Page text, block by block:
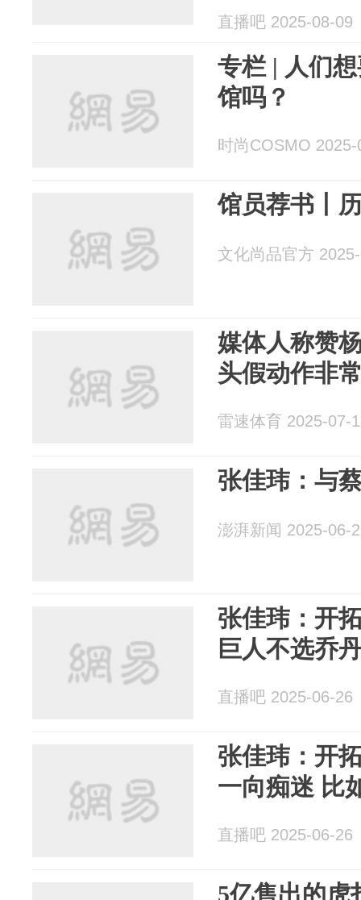
直播吧 2025-08-09
专栏 | 人们
馆吗？
时尚COSMO
馆员荐书丨
文化尚品官方
媒体人称赞
头假动作非
雷速体育 2025-07-
张佳玮：与
澎湃新闻 2025-06-
张佳玮：开
巨人不选乔
直播吧 2025-06-26
张佳玮：开
一向痴迷 比
直播吧 2025-06-26
5亿售出的虎